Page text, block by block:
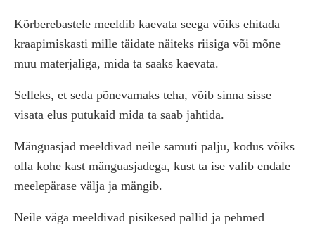
Kõrberebastele meeldib kaevata seega võiks ehitada
kraapimiskasti mille täidate näiteks riisiga või mõne
muu materjaliga, mida ta saaks kaevata.
Selleks, et seda põnevamaks teha, võib sinna sisse
visata elus putukaid mida ta saab jahtida.
Mänguasjad meeldivad neile samuti palju, kodus võiks
olla kohe kast mänguasjadega, kust ta ise valib endale
meelepärase välja ja mängib.
Neile väga meeldivad pisikesed pallid ja pehmed